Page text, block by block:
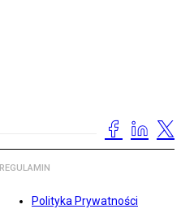
REGULAMIN
Polityka Prywatności